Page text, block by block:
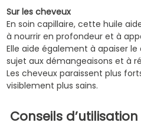
Sur les cheveux
En soin capillaire, cette huile
à nourrir en profondeur et à
Elle aide également à apaiser
sujet aux démangeaisons et à
Les cheveux paraissent plus
visiblement plus sains.
Conseils d’utilisation